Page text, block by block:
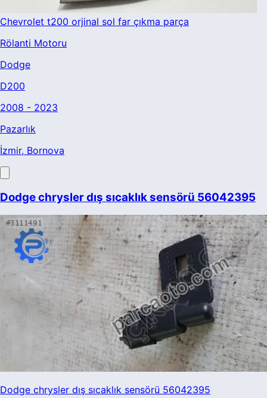
Chevrolet t200 orjinal sol far çıkma parça
Rölanti Motoru
Dodge
D200
2008 - 2023
Pazarlık
İzmir, Bornova
Dodge chrysler dış sıcaklık sensörü 56042395
Dodge chrysler dış sıcaklık sensörü 56042395